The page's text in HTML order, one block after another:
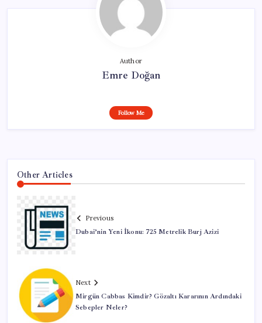
Author
Emre Doğan
Follow Me
Other Articles
Previous
Dubai’nin Yeni İkonu: 725 Metrelik Burj Azizi
Next
Mirgün Cabbas Kimdir? Gözaltı Kararının Ardındaki
Sebepler Neler?